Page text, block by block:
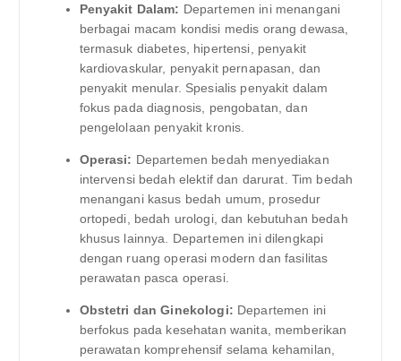
Penyakit Dalam: Departemen ini menangani
berbagai macam kondisi medis orang dewasa,
termasuk diabetes, hipertensi, penyakit
kardiovaskular, penyakit pernapasan, dan
penyakit menular. Spesialis penyakit dalam
fokus pada diagnosis, pengobatan, dan
pengelolaan penyakit kronis.
Operasi: Departemen bedah menyediakan
intervensi bedah elektif dan darurat. Tim bedah
menangani kasus bedah umum, prosedur
ortopedi, bedah urologi, dan kebutuhan bedah
khusus lainnya. Departemen ini dilengkapi
dengan ruang operasi modern dan fasilitas
perawatan pasca operasi.
Obstetri dan Ginekologi: Departemen ini
berfokus pada kesehatan wanita, memberikan
perawatan komprehensif selama kehamilan,